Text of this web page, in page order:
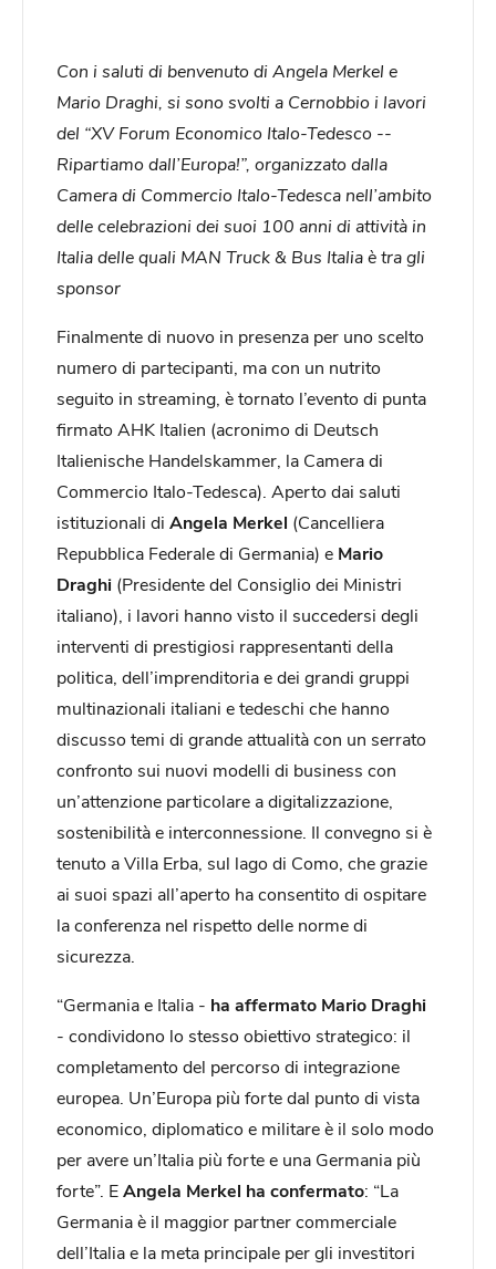
Con i saluti di benvenuto di Angela Merkel e
Mario Draghi, si sono svolti a Cernobbio i lavori
del “XV Forum Economico Italo-­Tedesco -­
Ripartiamo dall’Europa!”, organizzato dalla
Camera di Commercio Italo-­Tedesca nell’ambito
delle celebrazioni dei suoi 100 anni di attività in
Italia delle quali MAN Truck & Bus Italia è tra gli
sponsor
Finalmente di nuovo in presenza per uno scelto
numero di partecipanti, ma con un nutrito
seguito in streaming, è tornato l’evento di punta
firmato AHK Italien (acronimo di Deutsch
Italienische Handelskammer, la Camera di
Commercio Italo-­Tedesca). Aperto dai saluti
istituzionali di Angela Merkel (Cancelliera
Repubblica Federale di Germania) e Mario
Draghi (Presidente del Consiglio dei Ministri
italiano), i lavori hanno visto il succedersi degli
interventi di prestigiosi rappresentanti della
politica, dell’imprenditoria e dei grandi gruppi
multinazionali italiani e tedeschi che hanno
discusso temi di grande attualità con un serrato
confronto sui nuovi modelli di business con
un’attenzione particolare a digitalizzazione,
sostenibilità e interconnessione. Il convegno si è
tenuto a Villa Erba, sul lago di Como, che grazie
ai suoi spazi all’aperto ha consentito di ospitare
la conferenza nel rispetto delle norme di
sicurezza.
“Germania e Italia -­ ha affermato Mario Draghi
-­ condividono lo stesso obiettivo strategico: il
completamento del percorso di integrazione
europea. Un’Europa più forte dal punto di vista
economico, diplomatico e militare è il solo modo
per avere un’Italia più forte e una Germania più
forte”. EAngela Merkel ha confermato: “La
Germania è il maggior partner commerciale
dell’Italia e la meta principale per gli investitori